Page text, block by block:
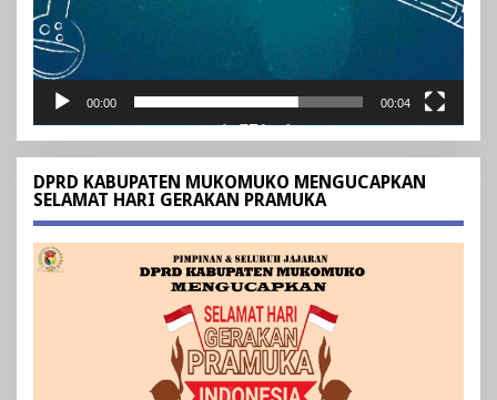
00:00 00:04
DPRD KABUPATEN MUKOMUKO MENGUCAPKAN
SELAMAT HARI GERAKAN PRAMUKA